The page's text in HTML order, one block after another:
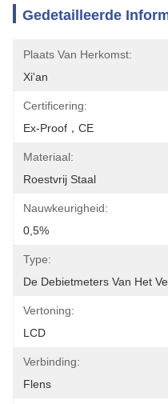
Gedetailleerde
Plaats Van Herkomst:
Xi'an
Certificering:
Ex-Proof，CE
Materiaal:
Roestvrij Staal
Nauwkeurigheid:
0,5%
Type:
De Debietmeters Van Het
Vertoning:
LCD
Verbinding:
Flens